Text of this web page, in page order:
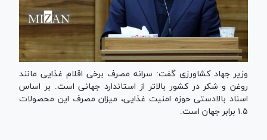
وزیر جهاد کشاورزی گفت: سرانه مصرف برخی اقلام غذایی مانند
روغن و شکر در کشور بالاتر از استاندارد جهانی است. بر اساس
اسناد بالادستی حوزه امنیت غذایی، میزان مصرف این محصولات
۱.۵ برابر جهان است.